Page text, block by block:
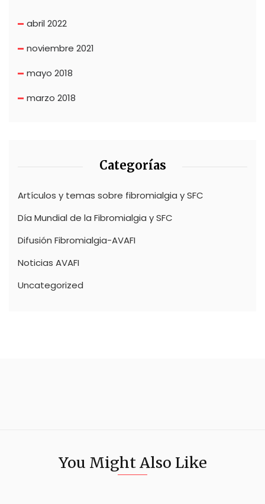
abril 2022
noviembre 2021
mayo 2018
marzo 2018
Categorías
Artículos y temas sobre fibromialgia y SFC
Día Mundial de la Fibromialgia y SFC
Difusión Fibromialgia-AVAFI
Noticias AVAFI
Uncategorized
You Might Also Like